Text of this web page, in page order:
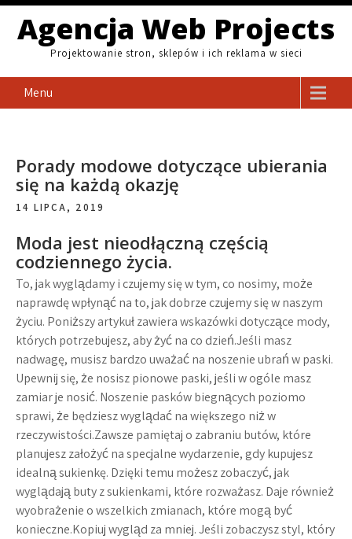
Skip
content
Agencja Web Projects
Projektowanie stron, sklepów i ich reklama w sieci
Menu
Porady modowe dotyczące ubierania
się na każdą okazję
14 LIPCA, 2019
Moda jest nieodłączną częścią
codziennego życia.
To, jak wyglądamy i czujemy się w tym, co nosimy, może
naprawdę wpłynąć na to, jak dobrze czujemy się w naszym
życiu. Poniższy artykuł zawiera wskazówki dotyczące mody,
których potrzebujesz, aby żyć na co dzień.Jeśli masz
nadwagę, musisz bardzo uważać na noszenie ubrań w paski.
Upewnij się, że nosisz pionowe paski, jeśli w ogóle masz
zamiar je nosić. Noszenie pasków biegnących poziomo
sprawi, że będziesz wyglądać na większego niż w
rzeczywistości.Zawsze pamiętaj o zabraniu butów, które
planujesz założyć na specjalne wydarzenie, gdy kupujesz
idealną sukienkę. Dzięki temu możesz zobaczyć, jak
wyglądają buty z sukienkami, które rozważasz. Daje również
wyobrażenie o wszelkich zmianach, które mogą być
konieczne.Kopiuj wygląd za mniej. Jeśli zobaczysz styl, który